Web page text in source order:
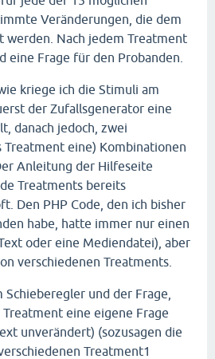
Veränderungen, die dem
werden. Nach jedem Treatment
eine Frage für den Probanden.
kriege ich die Stimuli am
der Zufallsgenerator eine
danach jedoch, zwei
eine) Kombinationen
Anleitung der Hilfeseite
Treatments bereits
Den PHP Code, den ich bisher
habe, hatte immer nur einen
oder eine Mediendatei), aber
verschiedenen Treatments.
Schieberegler und der Frage,
eine eigene Frage
unverändert) (sozusagen die
Treatment1